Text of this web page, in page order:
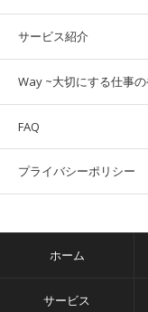
サービス紹介
Way ~大切にする仕事
FAQ
プライバシーポリシー
ホーム
サービス